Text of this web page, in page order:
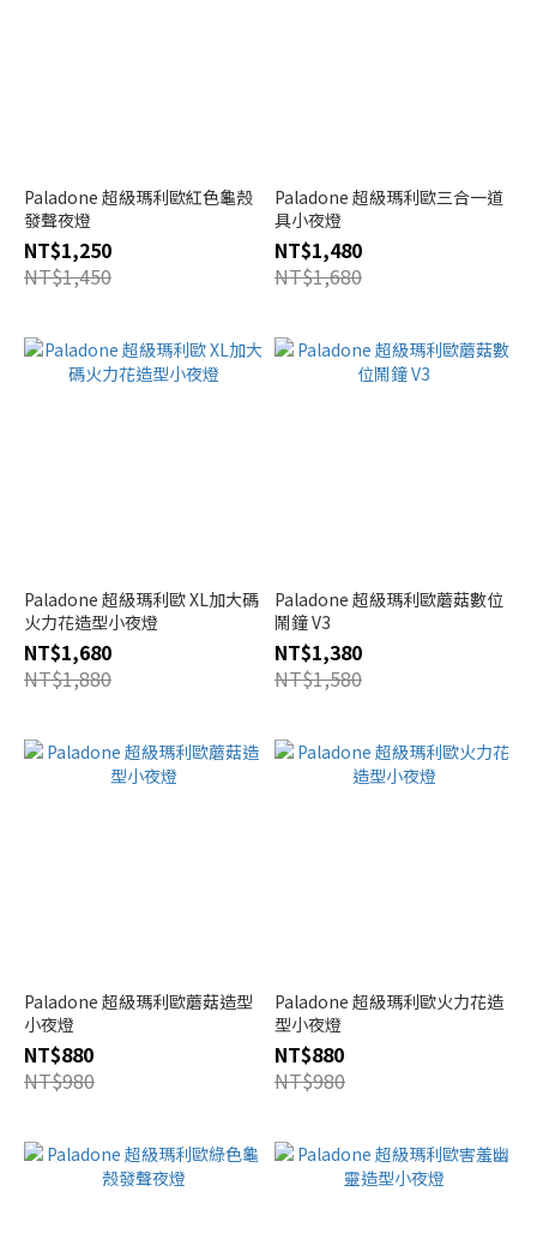
Paladone 超級瑪利歐紅色龜殼
發聲夜燈
NT$1,250
NT$1,450
Paladone 超級瑪利歐三合一道
具小夜燈
NT$1,480
NT$1,680
Paladone 超級瑪利歐 XL加大碼
火力花造型小夜燈
NT$1,680
NT$1,880
Paladone 超級瑪利歐蘑菇數位
鬧鐘 V3
NT$1,380
NT$1,580
Paladone 超級瑪利歐蘑菇造型
小夜燈
NT$880
NT$980
Paladone 超級瑪利歐火力花造
型小夜燈
NT$880
NT$980